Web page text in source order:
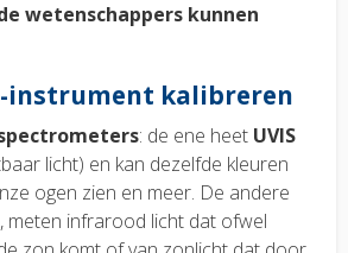
wetenschappers kunnen
instrument kalibreren
: de ene heet UVIS
licht) en kan dezelfde kleuren
ogen zien en meer. De andere
, meten infrarood licht dat ofwel